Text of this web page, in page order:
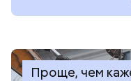
Проще, чем